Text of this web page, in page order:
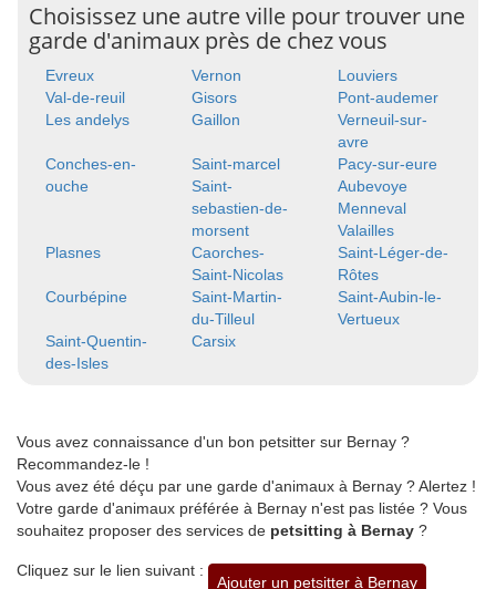
Choisissez une autre ville pour trouver une
garde d'animaux près de chez vous
Evreux Vernon
Louviers
Val-de-reuil
Gisors
Pont-audemer
Les andelys
Gaillon
Verneuil-sur-
avre
Conches-en-
ouche
Saint-marcel
Pacy-sur-eure
Saint-
sebastien-de-
morsent
Aubevoye
Menneval
Valailles
Plasnes
Caorches-
Saint-Nicolas
Saint-Léger-de-
Rôtes
Courbépine
Saint-Martin-
du-Tilleul
Saint-Aubin-le-
Vertueux
Saint-Quentin-
des-Isles
Carsix
Vous avez connaissance d'un bon petsitter sur Bernay ?
Recommandez-le !
Vous avez été déçu par une garde d'animaux à Bernay ? Alertez !
Votre garde d'animaux préférée à Bernay n'est pas listée ? Vous
souhaitez proposer des services de petsitting à Bernay ?
Cliquez sur le lien suivant :
Ajouter un petsitter à Bernay